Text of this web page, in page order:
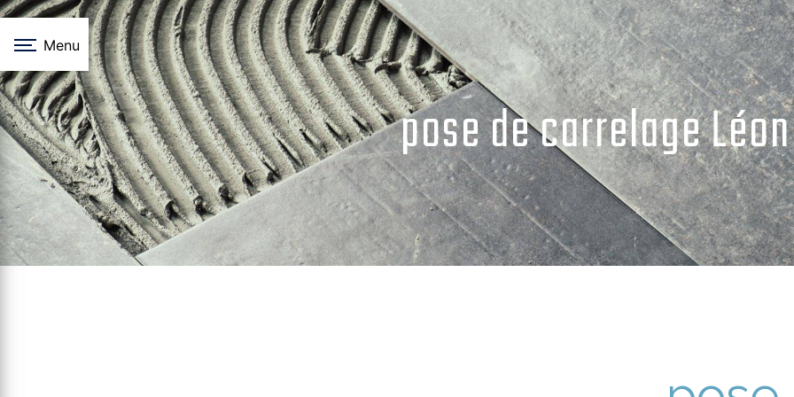
Panneau de gestion des cookies
Menu
pose de carrelage Léon